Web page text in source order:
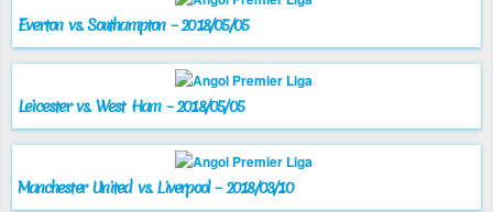
Everton vs. Southampton – 2018/05/05
Leicester vs. West Ham – 2018/05/05
Manchester United vs. Liverpool – 2018/03/10